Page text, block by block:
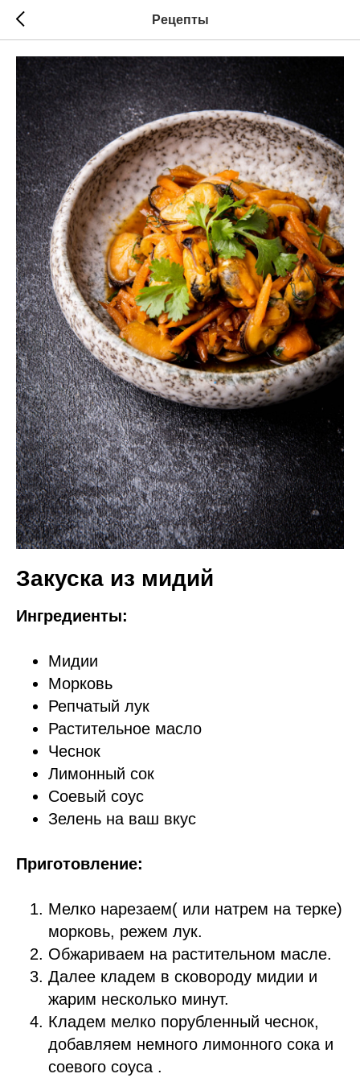
Рецепты
Закуска из мидий
Ингредиенты:
Мидии
Морковь
Репчатый лук
Растительное масло
Чеснок
Лимонный сок
Соевый соус
Зелень на ваш вкус
Приготовление:
Мелко нарезаем( или натрем на терке)
морковь, режем лук.
Обжариваем на растительном масле.
Далее кладем в сковороду мидии и
жарим несколько минут.
Кладем мелко порубленный чеснок,
добавляем немного лимонного сока и
соевого соуса .